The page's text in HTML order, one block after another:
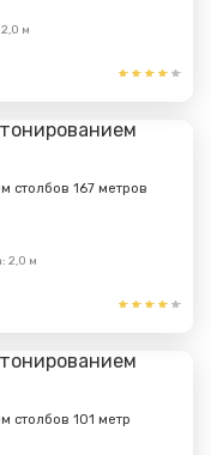
2,0 м
столбов 167 метров
2,0 м
столбов 101 метр